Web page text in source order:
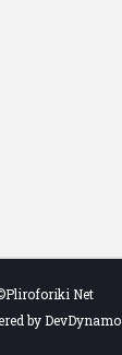
Net
by DevDynamo